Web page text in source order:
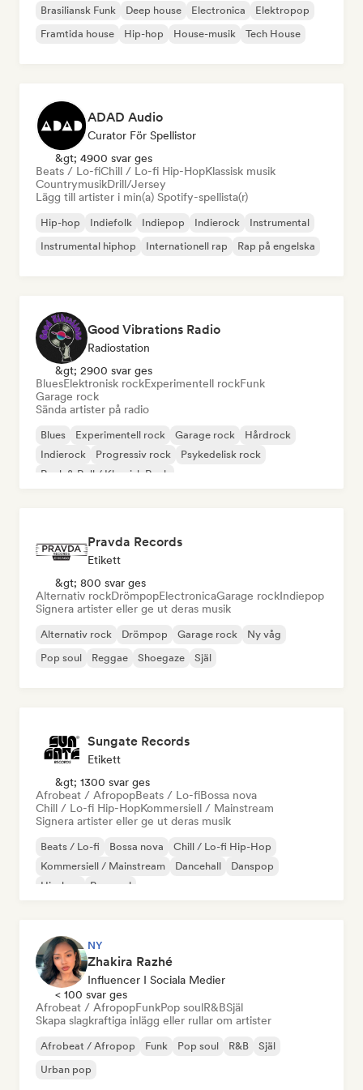
Brasiliansk Funk Deep house Electronica
Elektropop
Framtida house
Hip-hop House-musik Tech House
ADAD Audio
Curator För Spellistor
&gt; 4900 svar ges
Beats / Lo-fiChill / Lo-fi Hip-HopKlassisk musik
CountrymusikDrill/Jersey
Lägg till artister i min(a) Spotify-spellista(r)
Hip-hop Indiefolk Indiepop Indierock
Instrumental
Instrumental hiphop
Internationell rap Rap på engelska
Good Vibrations Radio
Radiostation
&gt; 2900 svar ges
BluesElektronisk rockExperimentell rockFunk
Garage rock
Sända artister på radio
Blues Experimentell rock Garage rock
Hårdrock
Indierock
Progressiv rock
Psykedelisk rock
Rock & Roll / Klassisk Rock
Pravda Records
Etikett
&gt; 800 svar ges
Alternativ rockDrömpopElectronicaGarage rockIndiepop
Signera artister eller ge ut deras musik
Alternativ rock Drömpop Garage rock
Ny våg
Pop soul
Reggae Shoegaze Själ
Sungate Records
Etikett
&gt; 1300 svar ges
Afrobeat / AfropopBeats / Lo-fiBossa nova
Chill / Lo-fi Hip-HopKommersiell / Mainstream
Signera artister eller ge ut deras musik
Beats / Lo-fi Bossa nova
Chill / Lo-fi Hip-Hop
Kommersiell / Mainstream
Dancehall
Danspop
Hip-hop
Pop soul
NY
Zhakira Razhé
Influencer I Sociala Medier
< 100 svar ges
Afrobeat / AfropopFunkPop soulR&BSjäl
Skapa slagkraftiga inlägg eller rullar om artister
Afrobeat / Afropop Funk Pop soul R&B
Själ
Urban pop